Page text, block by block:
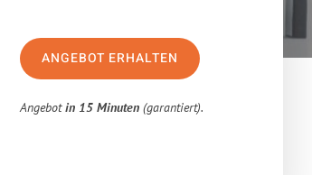
ANGEBOT ERHALTEN
Angebotin 15 Minuten (garantiert).